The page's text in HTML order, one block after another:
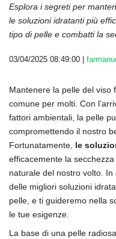
Esplora i segreti per
le soluzioni idratanti più
tipo di pelle e combatti la
03/04/2025 08:49:00 |
Mantenere la pelle del viso
comune per molti. Con
fattori ambientali, la pelle
compromettendo il nostro
Fortunatamente, le
efficacemente la
naturale del nostro volto.
delle migliori soluzioni
pelle, e ti guideremo nella
le tue esigenze.
La base di una pelle